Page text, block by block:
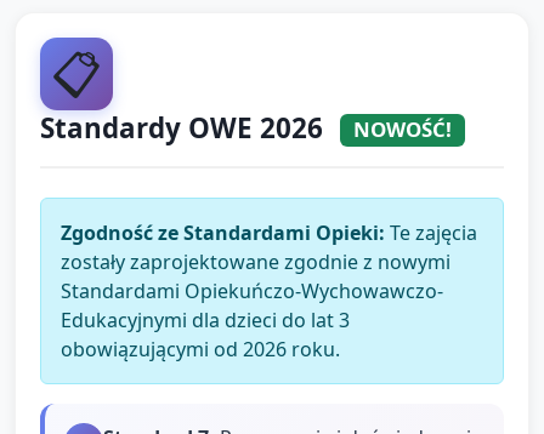
📋
Standardy OWE 2026 NOWOŚĆ!
Zgodność ze Standardami Opieki: Te zajęcia
zostały zaprojektowane zgodnie z nowymi
Standardami Opiekuńczo-Wychowawczo-
Edukacyjnymi dla dzieci do lat 3
obowiązującymi od 2026 roku.